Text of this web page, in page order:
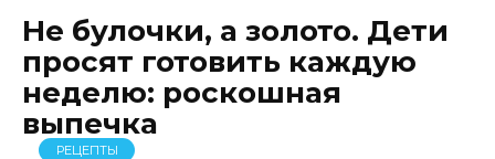
Не булочки, а золото. Дети
просят готовить каждую
неделю: роскошная
выпечка
РЕЦЕПТЫ